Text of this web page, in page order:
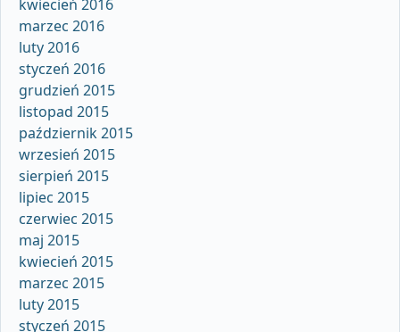
kwiecień 2016
marzec 2016
luty 2016
styczeń 2016
grudzień 2015
listopad 2015
październik 2015
wrzesień 2015
sierpień 2015
lipiec 2015
czerwiec 2015
maj 2015
kwiecień 2015
marzec 2015
luty 2015
styczeń 2015